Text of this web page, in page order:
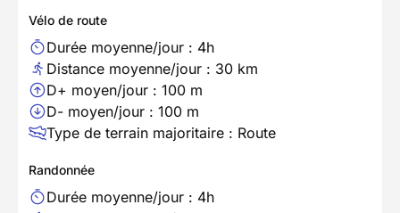
Vélo de route
Durée moyenne/jour : 4h
Distance moyenne/jour : 30 km
D+ moyen/jour : 100 m
D- moyen/jour : 100 m
Type de terrain majoritaire : Route
Randonnée
Durée moyenne/jour : 4h